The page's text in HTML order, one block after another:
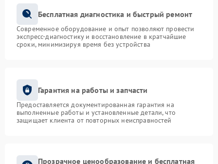
Бесплатная диагностика и быстрый ремонт
Современное оборудование и опыт позволяют провести
экспресс-диагностику и восстановление в кратчайшие
сроки, минимизируя время без устройства
Гарантия на работы и запчасти
Предоставляется документированная гарантия на
выполненные работы и установленные детали, что
защищает клиента от повторных неисправностей
Прозрачное ценообразование и бесплатная